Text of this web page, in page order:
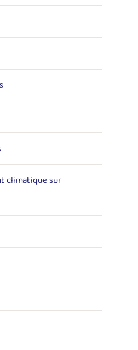
climatique sur